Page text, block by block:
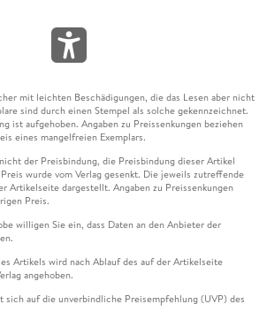
mit leichten Beschädigungen, die das Lesen aber nicht
sind durch einen Stempel als solche gekennzeichnet.
ist aufgehoben. Angaben zu Preissenkungen beziehen
eines mangelfreien Exemplars.
der Preisbindung, die Preisbindung dieser Artikel
wurde vom Verlag gesenkt. Die jeweils zutreffende
Artikelseite dargestellt. Angaben zu Preissenkungen
Preis.
willigen Sie ein, dass Daten an den Anbieter der
Artikels wird nach Ablauf des auf der Artikelseite
angehoben.
sich auf die unverbindliche Preisempfehlung (UVP) des